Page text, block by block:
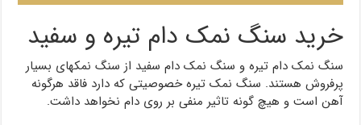
خرید سنگ نمک دام تیره و سفید
سنگ نمک دام تیره و سنگ نمک دام سفید از سنگ نمکهای بسیار
پرفروش هستند. سنگ نمک تیره خصوصیتی که دارد فاقد هرگونه
آهن است و هیچ گونه تاثیر منفی بر روی دام نخواهد داشت.